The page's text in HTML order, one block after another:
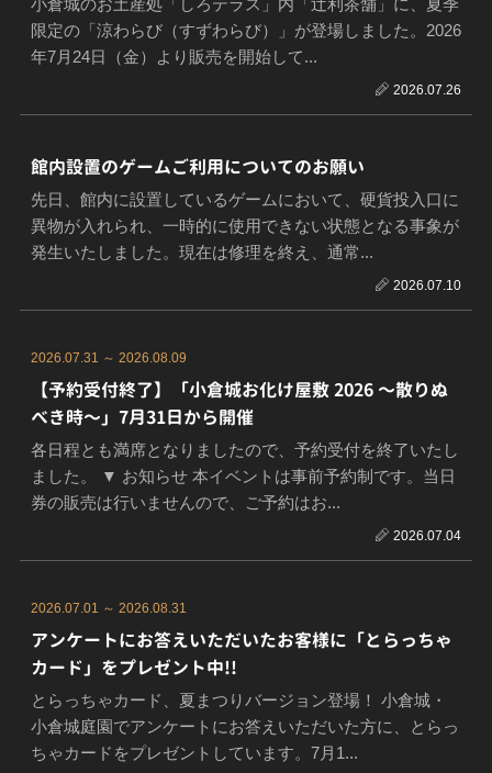
小倉城のお土産処「しろテラス」内「辻利茶舗」に、夏季
限定の「涼わらび（すずわらび）」が登場しました。2026
年7月24日（金）より販売を開始して...
2026.07.26
館内設置のゲームご利用についてのお願い
先日、館内に設置しているゲームにおいて、硬貨投入口に
異物が入れられ、一時的に使用できない状態となる事象が
発生いたしました。現在は修理を終え、通常...
2026.07.10
2026.07.31 ～ 2026.08.09
【予約受付終了】「小倉城お化け屋敷 2026 〜散りぬ
べき時〜」7月31日から開催
各日程とも満席となりましたので、予約受付を終了いたし
ました。 ▼ お知らせ 本イベントは事前予約制です。当日
券の販売は行いませんので、ご予約はお...
2026.07.04
2026.07.01 ～ 2026.08.31
アンケートにお答えいただいたお客様に「とらっちゃ
カード」をプレゼント中!!
とらっちゃカード、夏まつりバージョン登場！ 小倉城・
小倉城庭園でアンケートにお答えいただいた方に、とらっ
ちゃカードをプレゼントしています。7月1...